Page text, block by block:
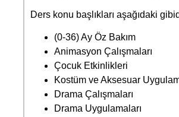
Ders konu başlıkları aşağıdaki
(0-36) Ay Öz Bakım
Animasyon Çalışmaları
Çocuk Etkinlikleri
Kostüm ve Aksesuar
Drama Çalışmaları
Drama Uygulamaları